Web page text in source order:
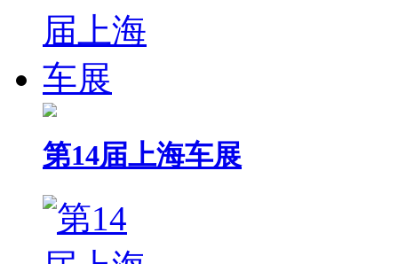
第14届上海车展